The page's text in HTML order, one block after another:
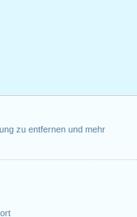
zu entfernen und mehr